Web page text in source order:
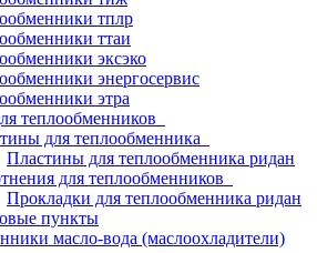
тплр
ттаи
эксэко
энергосервис
этра
теплообменников
для теплообменника
Пластины для теплообменника ридан
для теплообменников
Прокладки для теплообменника ридан
пункты
масло-вода (маслоохладители)